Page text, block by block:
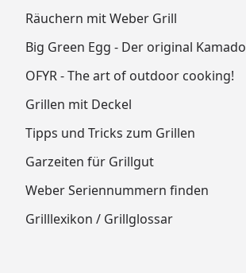
Räuchern mit Weber Grill
Big Green Egg - Der original Kamado
OFYR - The art of outdoor cooking!
Grillen mit Deckel
Tipps und Tricks zum Grillen
Garzeiten für Grillgut
Weber Seriennummern finden
Grilllexikon / Grillglossar